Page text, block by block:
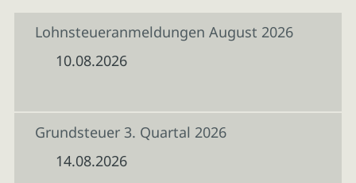
Lohnsteueranmeldungen August 2026
10.08.2026
Grundsteuer 3. Quartal 2026
14.08.2026